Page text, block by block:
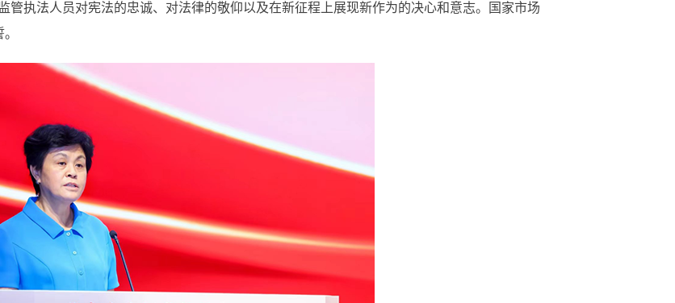
执法人员对宪法的忠诚、对法律的敬仰以及在新征程上展现新作为的决心和意志。国家市场